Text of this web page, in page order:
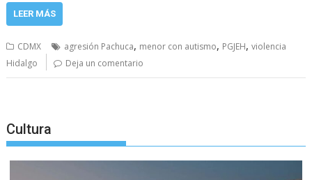
LEER MÁS
CDMX agresión Pachuca, menor con autismo, PGJEH,violencia
Hidalgo
Deja un comentario
Cultura